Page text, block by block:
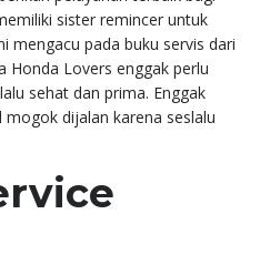
sister remincer untuk
mengacu pada buku servis dari
Honda Lovers enggak perlu
sehat dan prima. Enggak
dijalan karena seslalu